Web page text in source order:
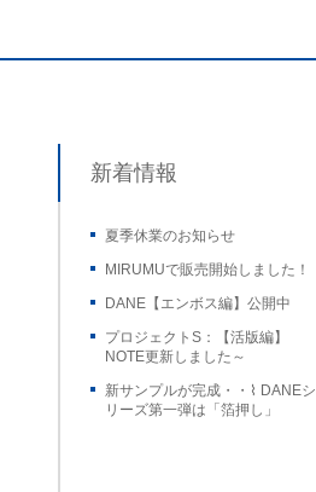
新着情報
夏季休業のお知らせ
MIRUMUで販売開始しました！
DANE【エンボス編】公開中
プロジェクトS：【活版編】
NOTE更新しました～
新サンプルが完成・・⌇ DANEシ
リーズ第一弾は「箔押し」